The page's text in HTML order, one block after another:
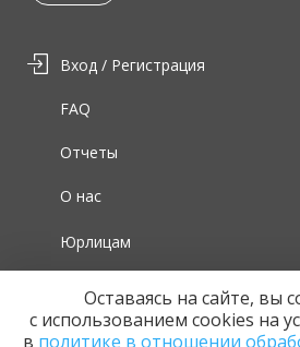
Вход / Регистрация
Для волонтеров
Юрлицам
О нас
Отчеты
FAQ
Оставаясь на сайте, вы
с использованием cookies на
в политике в отношении